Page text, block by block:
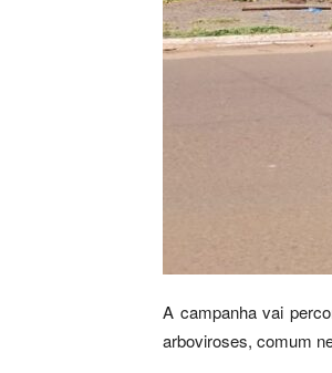
A campanha vai
arboviroses, comum